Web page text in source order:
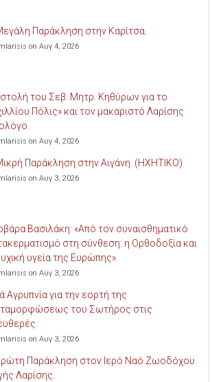
Παράκληση στην Καρίτσα.
on Αυγ 4, 2026
του Σεβ. Μητρ. Κηθύρων για το
Πόλις» και τον μακαριστό Λαρίσης
on Αυγ 4, 2026
Παράκληση στην Αιγάνη. (ΗΧΗΤΙΚΟ)
on Αυγ 3, 2026
Βασιλάκη: «Από τον συναισθηματικό
στη σύνθεση: η Ορθοδοξία και
υγεία της Ευρώπης».
on Αυγ 3, 2026
Αγρυπνία για την εορτή της
του Σωτήρος στις
on Αυγ 3, 2026
Παράκληση στον Ιερό Ναό Ζωοδόχου
Λαρίσης.